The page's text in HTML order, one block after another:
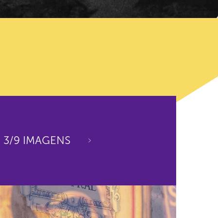
3/9 IMAGENS